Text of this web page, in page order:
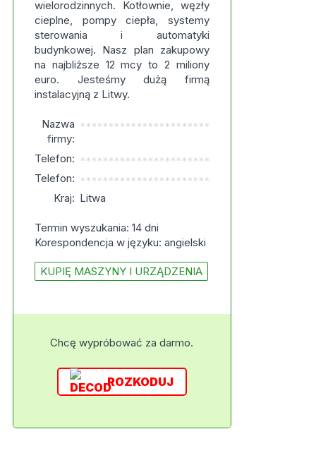
wielorodzinnych. Kotłownie, węzły
cieplne, pompy ciepła, systemy
sterowania i automatyki
budynkowej. Nasz plan zakupowy
na najbliższe 12 mcy to 2 miliony
euro. Jesteśmy dużą firmą
instalacyjną z Litwy.
Nazwa
firmy:
***********************
Telefon: ***********************
Telefon: ***********************
Kraj: Litwa
Termin wyszukania: 14 dni
Korespondencja w języku: angielski
KUPIĘ MASZYNY I URZĄDZENIA
Chcę wypróbować za darmo.
ROZKODUJ